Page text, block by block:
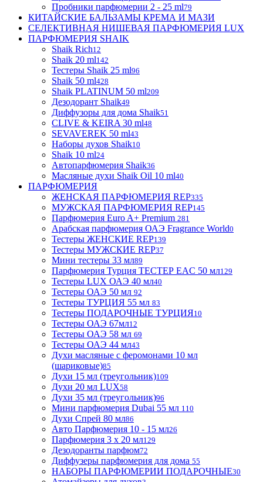
Пробники парфюмерии 2 - 25 ml79
КИТАЙСКИЕ БАЛЬЗАМЫ КРЕМА И МАЗИ
СЕЛЕКТИВНАЯ НИШЕВАЯ ПАРФЮМЕРИЯ LUX
ПАРФЮМЕРИЯ SHAIK
Shaik Rich12
Shaik 20 ml142
Тестеры Shaik 25 ml96
Shaik 50 ml428
Shaik PLATINUM 50 ml209
Дезодорант Shaik49
Диффузоры для дома Shaik51
CLIVE & KEIRA 30 ml48
SEVAVEREK 50 ml43
Наборы духов Shaik10
Shaik 10 ml24
Автопарфюмерия Shaik36
Масляные духи Shaik Oil 10 ml40
ПАРФЮМЕРИЯ
ЖЕНСКАЯ ПАРФЮМЕРИЯ REP335
МУЖСКАЯ ПАРФЮМЕРИЯ REP145
Парфюмерия Euro A+ Premium 281
Арабская парфюмерия ОАЭ Fragrance World0
Тестеры ЖЕНСКИЕ REP139
Тестеры МУЖСКИЕ REP37
Мини тестеры 33 мл89
Парфюмерия Турция ТЕСТЕР EAC 50 мл129
Тестеры LUX ОАЭ 40 мл40
Тестеры ОАЭ 50 мл 92
Тестеры ТУРЦИЯ 55 мл 83
Тестеры ПОДАРОЧНЫЕ ТУРЦИЯ10
Тестеры ОАЭ 67мл12
Тестеры ОАЭ 58 мл 69
Тестеры ОАЭ 44 мл43
Духи масляные с феромонами 10 мл
(шариковые)85
Духи 15 мл (треугольник)109
Духи 20 мл LUX58
Духи 35 мл (треугольник)96
Мини парфюмерия Dubai 55 мл 110
Духи Спрей 80 мл86
Авто Парфюмерия 10 - 15 мл26
Парфюмерия 3 х 20 мл129
Дезодоранты парфюм72
Диффузеры парфюмерия для дома 55
НАБОРЫ ПАРФЮМЕРИИ ПОДАРОЧНЫЕ30